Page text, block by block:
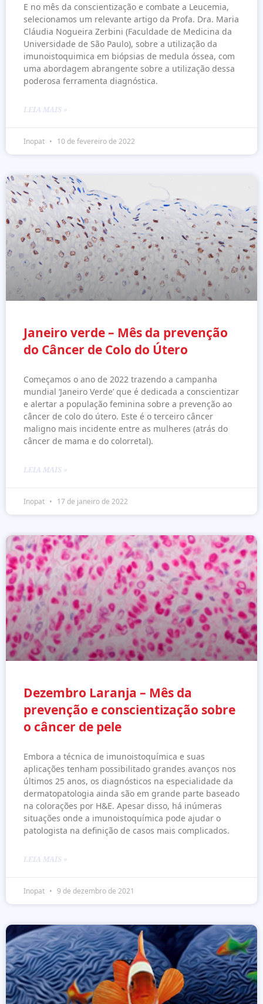
E no mês da conscientização e combate a Leucemia,
selecionamos um relevante artigo da Profa. Dra. Maria
Cláudia Nogueira Zerbini (Faculdade de Medicina da
Universidade de São Paulo), sobre a utilização da
imunoistoquimica em biópsias de medula óssea, com
uma abordagem abrangente sobre a utilização dessa
poderosa ferramenta diagnóstica.
LEIA MAIS »
Inopat 10 de fevereiro de 2022
Janeiro verde – Mês da prevenção
do Câncer de Colo do Útero
Começamos o ano de 2022 trazendo a campanha
mundial ‘Janeiro Verde’ que é dedicada a conscientizar
e alertar a população feminina sobre a prevenção ao
câncer de colo do útero. Este é o terceiro câncer
maligno mais incidente entre as mulheres (atrás do
câncer de mama e do colorretal).
LEIA MAIS »
Inopat 17 de janeiro de 2022
Dezembro Laranja – Mês da
prevenção e conscientização sobre
o câncer de pele
Embora a técnica de imunoistoquímica e suas
aplicações tenham possibilitado grandes avanços nos
últimos 25 anos, os diagnósticos na especialidade da
dermatopatologia ainda são em grande parte baseado
na colorações por H&E. Apesar disso, há inúmeras
situações onde a imunoistoquímica pode ajudar o
patologista na definição de casos mais complicados.
LEIA MAIS »
Inopat 9 de dezembro de 2021